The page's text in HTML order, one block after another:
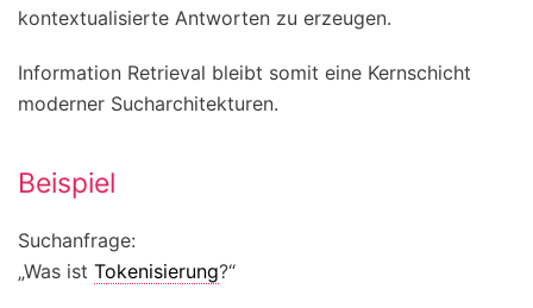
kontextualisierte Antworten zu erzeugen.
Information Retrieval bleibt somit eine Kernschicht
moderner Sucharchitekturen.
Beispiel
Suchanfrage:
„Was ist Tokenisierung?“